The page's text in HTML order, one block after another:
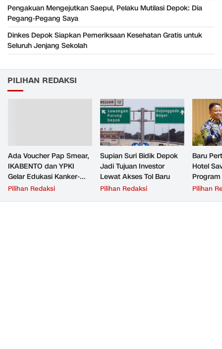
Pengakuan Mengejutkan Saepul, Pelaku Mutilasi Depok: Dia
Pegang-Pegang Saya
Dinkes Depok Siapkan Pemeriksaan Kesehatan Gratis untuk
Seluruh Jenjang Sekolah
PILIHAN REDAKSI
Ada Voucher Pap Smear,
IKABENTO dan YPKI
Gelar Edukasi Kanker-
Tumor Gratis di Depok
Pilihan Redaksi
Supian Suri Bidik Depok
Jadi Tujuan Investor
Lewat Akses Tol Baru
Pilihan Redaksi
Baru
Hotel
Suri
Pilihan